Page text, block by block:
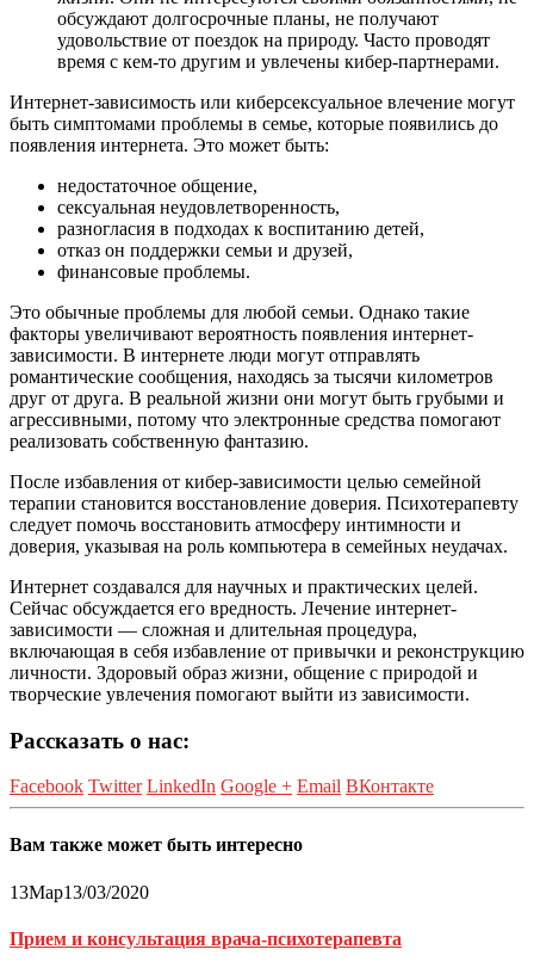
обсуждают долгосрочные планы, не получают
удовольствие от поездок на природу. Часто проводят
время с кем-то другим и увлечены кибер-партнерами.
Интернет-зависимость или киберсексуальное влечение могут
быть симптомами проблемы в семье, которые появились до
появления интернета. Это может быть:
недостаточное общение,
сексуальная неудовлетворенность,
разногласия в подходах к воспитанию детей,
отказ он поддержки семьи и друзей,
финансовые проблемы.
Это обычные проблемы для любой семьи. Однако такие
факторы увеличивают вероятность появления интернет-
зависимости. В интернете люди могут отправлять
романтические сообщения, находясь за тысячи километров
друг от друга. В реальной жизни они могут быть грубыми и
агрессивными, потому что электронные средства помогают
реализовать собственную фантазию.
После избавления от кибер-зависимости целью семейной
терапии становится восстановление доверия. Психотерапевту
следует помочь восстановить атмосферу интимности и
доверия, указывая на роль компьютера в семейных неудачах.
Интернет создавался для научных и практических целей.
Сейчас обсуждается его вредность. Лечение интернет-
зависимости — сложная и длительная процедура,
включающая в себя избавление от привычки и реконструкцию
личности. Здоровый образ жизни, общение с природой и
творческие увлечения помогают выйти из зависимости.
Рассказать о нас:
Facebook Twitter LinkedIn Google + Email ВКонтакте
Вам также может быть интересно
13Мар13/03/2020
Прием и консультация врача-психотерапевта